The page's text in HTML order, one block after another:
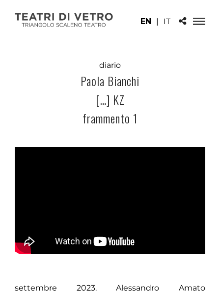
EN | IT
diario
Paola Bianchi
[…] KZ
frammento 1
settembre 2023. Alessandro Amato